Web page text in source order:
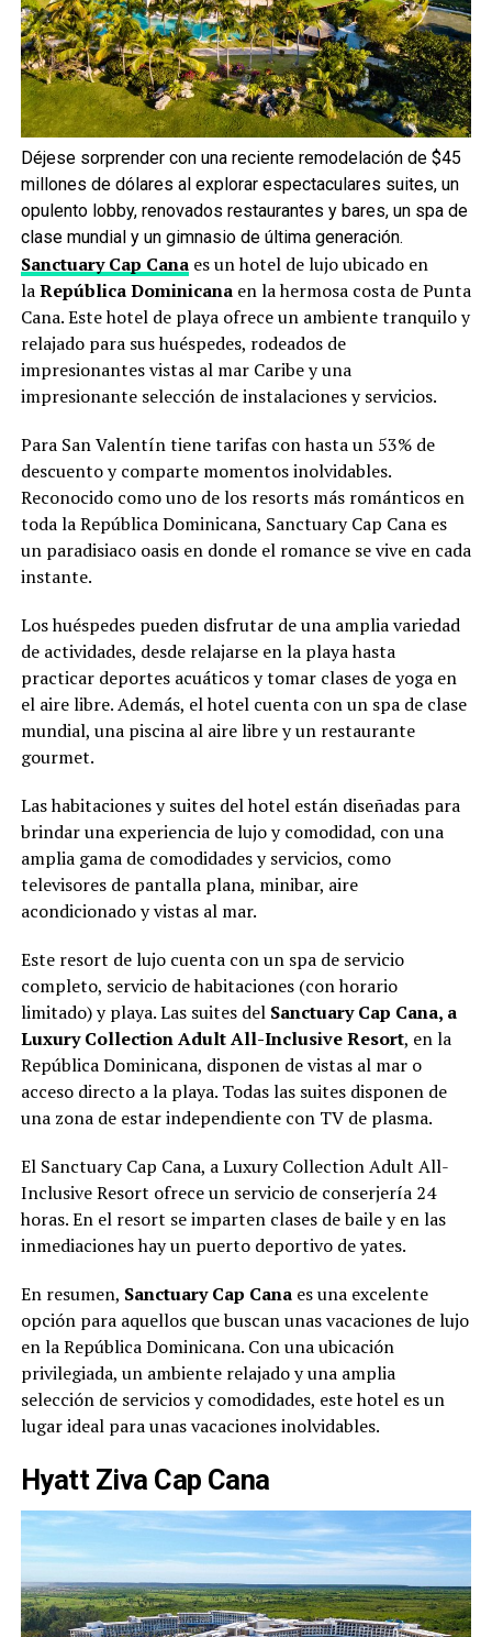
Déjese sorprender con una reciente remodelación de $45
millones de dólares al explorar espectaculares suites, un
opulento lobby, renovados restaurantes y bares, un spa de
clase mundial y un gimnasio de última generación.
Sanctuary Cap Cana es un hotel de lujo ubicado en
laRepública Dominicanaen la hermosa costa de Punta
Cana. Este hotel de playa ofrece un ambiente tranquilo y
relajado para sus huéspedes, rodeados de
impresionantes vistas al mar Caribe y una
impresionante selección de instalaciones y servicios.
Para San Valentín tiene tarifas con hasta un 53% de
descuento y comparte momentos inolvidables.
Reconocido como uno de los resorts más románticos en
toda la República Dominicana, Sanctuary Cap Cana es
un paradisiaco oasis en donde el romance se vive en cada
instante.
Los huéspedes pueden disfrutar de una amplia variedad
de actividades, desde relajarse en la playa hasta
practicar deportes acuáticos y tomar clases de yoga en
el aire libre. Además, el hotel cuenta con un spa de clase
mundial, una piscina al aire libre y un restaurante
gourmet.
Las habitaciones y suites del hotel están diseñadas para
brindar una experiencia de lujo y comodidad, con una
amplia gama de comodidades y servicios, como
televisores de pantalla plana, minibar, aire
acondicionado y vistas al mar.
Este resort de lujo cuenta con un spa de servicio
completo, servicio de habitaciones (con horario
limitado) y playa. Las suites del Sanctuary Cap Cana, a
Luxury Collection Adult All-Inclusive Resort, en la
República Dominicana, disponen de vistas al mar o
acceso directo a la playa. Todas las suites disponen de
una zona de estar independiente con TV de plasma.
El Sanctuary Cap Cana, a Luxury Collection Adult All-
Inclusive Resort ofrece un servicio de conserjería 24
horas. En el resort se imparten clases de baile y en las
inmediaciones hay un puerto deportivo de yates.
En resumen, Sanctuary Cap Canaes una excelente
opción para aquellos que buscan unas vacaciones de lujo
en la República Dominicana. Con una ubicación
privilegiada, un ambiente relajado y una amplia
selección de servicios y comodidades, este hotel es un
lugar ideal para unas vacaciones inolvidables.
Hyatt Ziva Cap Cana